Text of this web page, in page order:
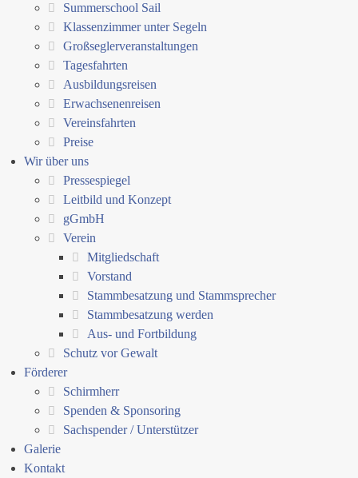
Summerschool Sail
Klassenzimmer unter Segeln
Großseglerveranstaltungen
Tagesfahrten
Ausbildungsreisen
Erwachsenenreisen
Vereinsfahrten
Preise
Wir über uns
Pressespiegel
Leitbild und Konzept
gGmbH
Verein
Mitgliedschaft
Vorstand
Stammbesatzung und Stammsprecher
Stammbesatzung werden
Aus- und Fortbildung
Schutz vor Gewalt
Förderer
Schirmherr
Spenden & Sponsoring
Sachspender / Unterstützer
Galerie
Kontakt